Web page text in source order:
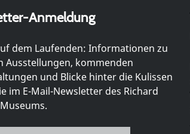
Anmeldung
dem Laufenden: Informationen zu
Ausstellungen, kommenden
und Blicke hinter die Kulissen
im E-Mail-Newsletter des Richard